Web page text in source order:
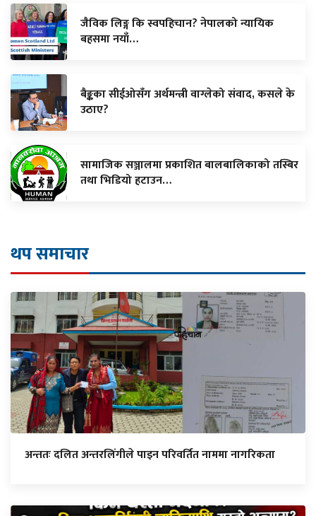
जैविक लिङ्ग कि स्वपहिचान? नेपालको न्यायिक
बहसमा नयाँ…
बैङ्कका सीईओसँग अर्थमन्त्री वाग्लेको संवाद, कसले के
उठाए?
सामाजिक सञ्जालमा प्रकाशित बालबालिकाको तस्बिर
तथा भिडियो हटाउन…
थप समाचार
अन्ततः दलित अन्तरलिंगीले पाइन परिवर्तित नाममा नागरिकता